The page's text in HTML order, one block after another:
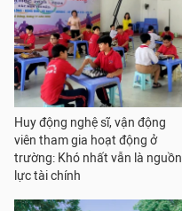
Huy động nghệ sĩ, vận động
viên tham gia hoạt động ở
trường: Khó nhất vẫn là nguồn
lực tài chính